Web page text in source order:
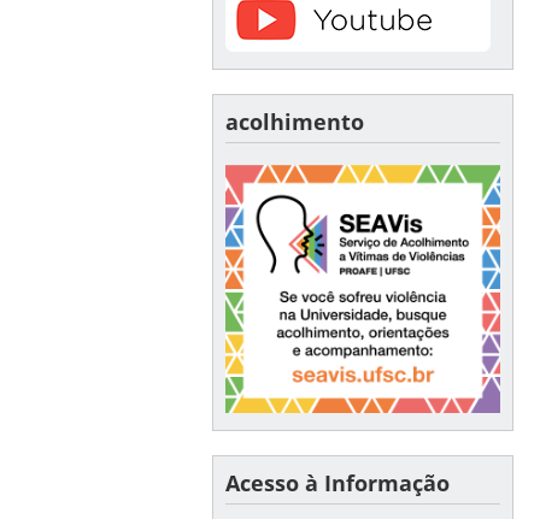
acolhimento
Acesso à Informação